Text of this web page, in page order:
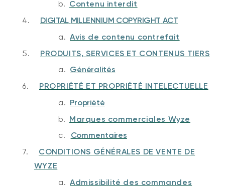
b. Contenu interdit
4.
DIGITAL MILLENNIUM COPYRIGHT ACT
a. Avis de contenu contrefait
5.
PRODUITS, SERVICES ET CONTENUS TIERS
a. Généralités
6.
PROPRIÉTÉ ET PROPRIÉTÉ INTELECTUELLE
a. Propriété
b. Marques commerciales Wyze
c.
Commentaires
7.
CONDITIONS GÉNÉRALES DE VENTE DE
WYZE
a. Admissibilité des commandes